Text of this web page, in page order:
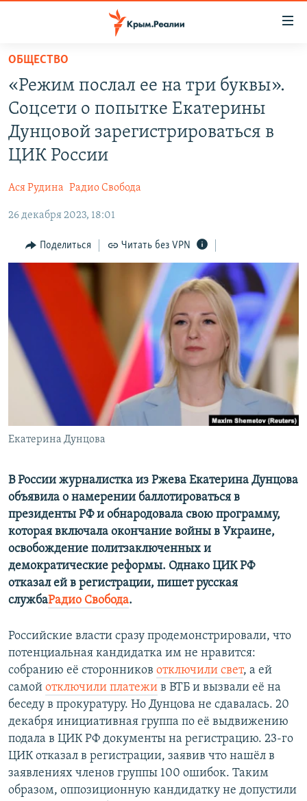
Вернуться
основному
содержанию
Вернутся
главной
Вернутся
КАРТА ВОЕННЫХ ОБЪЕКТОВ КРЫМА
ВОДА
ИСТОРИЯ
ИНТЕРАКТИВ
ИНФОГРАФИКА
ТЕЛЕПРОЕКТ КРЫМ.РЕАЛИИ
СОВЕТЫ ПРАВОЗАЩИТНИКОВ
ПРОПАВШИЕ БЕЗ ВЕСТИ
ПОБЕДИТЕЛЕЙ НЕ СУДЯТ?
КРЫМ.НЕПОКОРЕННЫЙ
ELIFBE
УКРАИНСКАЯ ПРОБЛЕМА КРЫМА
РАДІО СВОБОДА
КАК ОБОЙТИ БЛОКИРОВКУ
Qırımtatar
ПРИСОЕДИНЯЙТЕСЬ!
Все сайты RFE/RL
ОБЩЕСТВО
«Режим послал ее на три буквы».
Соцсети о попытке Екатерины
Дунцовой зарегистрироваться в
ЦИК России
Ася Рудина Радио Свобода
26 декабря 2023, 18:01
Поделиться Читать без VPN
Екатерина Дунцова
В России журналистка из Ржева Екатерина Дунцова
объявила о намерении баллотироваться в
президенты РФ и обнародовала свою программу,
которая включала окончание войны в Украине,
освобождение политзаключенных и
демократические реформы. Однако ЦИК РФ
отказал ей в регистрации, пишет русская
службаРадио Свобода.
Российские власти сразу продемонстрировали, что
потенциальная кандидатка им не нравится:
собранию её сторонников отключили свет, а ей
самой отключили платежи в ВТБ и вызвали её на
беседу в прокуратуру. Но Дунцова не сдавалась. 20
декабря инициативная группа по её выдвижению
подала в ЦИК РФ документы на регистрацию. 23-го
ЦИК отказал в регистрации, заявив что нашёл в
заявлениях членов группы 100 ошибок. Таким
образом, оппозиционную кандидатку не допустили